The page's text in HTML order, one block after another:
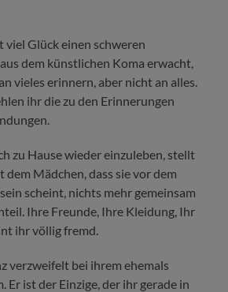
Glück einen schweren
dem künstlichen Koma erwacht,
vieles erinnern, aber nicht an alles.
ihr die zu den Erinnerungen
zu Hause wieder einzuleben, stellt
dem Mädchen, dass sie vor dem
scheint, nichts mehr gemeinsam
Ihre Freunde, Ihre Kleidung, Ihr
ihr völlig fremd.
verzweifelt bei ihrem ehemals
Er ist der Einzige, der ihr gerade in